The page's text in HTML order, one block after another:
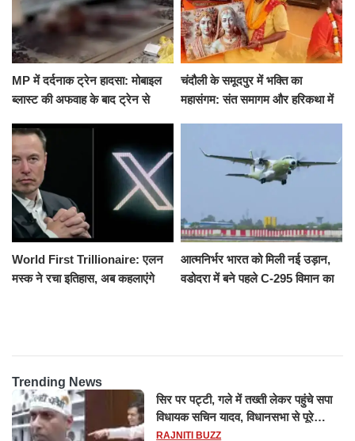
MP में दर्दनाक ट्रेन हादसा: मोबाइल
ब्लास्ट की अफवाह के बाद ट्रेन से
रौंदा, 4 की मौत
चंदौली के समूदपुर में भक्ति का
महासंगम: संत समागम और हरिकथा में
World First Trillionaire: एलन
मस्क ने रचा इतिहास, अब कहलाएंगे
आत्मनिर्भर भारत को मिली नई उड़ान,
वडोदरा में बने पहले C-295 विमान का
Trending News
सिर पर पट्टी, गले में तख्ती लेकर पहुंचे सपा
विधायक सचिन यादव, विधानसभा से पूरे
मानसून सत्र के लिए किया गया निलंबित
RAJNITI BUZZ